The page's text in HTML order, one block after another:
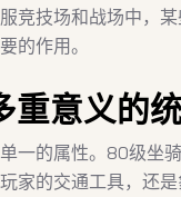
竞技场和战场中，
的作用。
重意义的
一的属性。80级坐
家的交通工具，还